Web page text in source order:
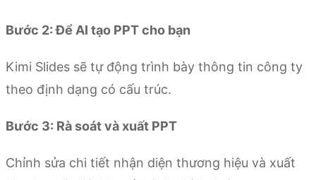
Bước 2: Để AI tạo PPT cho bạn
Kimi Slides sẽ tự động trình bày thông tin công ty
theo định dạng có cấu trúc.
Bước 3: Rà soát và xuất PPT
Chỉnh sửa chi tiết nhận diện thương hiệu và xuất